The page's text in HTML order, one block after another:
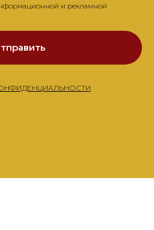
и рекламной